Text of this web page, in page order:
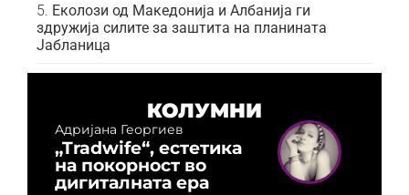
Еколози од Македонија и Албанија ги
здружија силите за заштита на планината
Јабланица
КОЛУМНИ
Адријана Георгиев
„Tradwife“, естетика
на покорност во
дигиталната ера